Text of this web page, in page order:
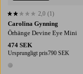
Carolina Gynning
Örhänge Devine Eye Mini
474 SEK
Ursprungligt pris790 SEK
1 färg
2,0 baserat på 1 st betyg
2,0 (1)